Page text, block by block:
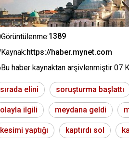
Görüntülenme:1389
Kaynak:https://haber.mynet.com
Bu haber kaynaktan arşivlenmiştir 07
sırada elini soruşturma başlattı
olayla ilgili meydana geldi
kesimi yaptığı kaptırdı sol